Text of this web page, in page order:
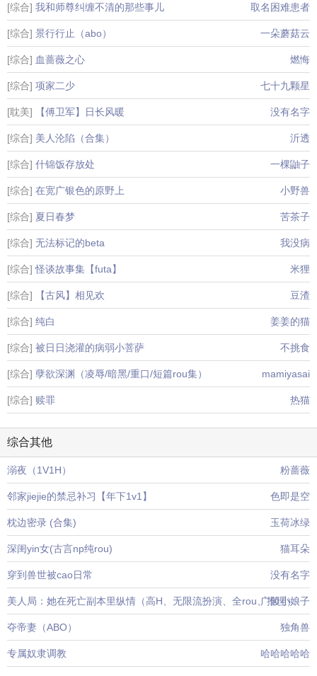
[综合] 我和师尊纠缠不清的那些事儿 取名困难患者
[综合] 景行行止（abo） 一朵蘑菇云
[综合] 血蔷薇之心 燃悔
[综合] 项家二少 七十九颗星
[耽美] 【傅卫军】日长风暖 没有名字
[综合] 美人沦陷（合集） 沂透
[综合] 什锦饭存放处 一棵鼬子
[综合] 在宽广银色的原野上 小野兽
[综合] 夏日春梦 苦茶子
[综合] 无法标记的beta 我没病
[综合] 怪谈故事集【futa】 米狸
[综合] 【古风】相见欢 豆渣
[综合] 纯白 姜姜的猫
[综合] 被日日浇灌的病弱小菩萨 不挑食
[综合] 孽欲深渊（凌辱/暗黑/重口/短篇rou集） mamiyasai
[综合] 赎罪 热猫
综合其他
溺夜（1V1H） 粉蔷薇
邻家jiejie的禁忌补习【年下1v1】 色即是空
枕边密录 (合集) 玉荷冰绿
深闺yin女(古言np纯rou) 猫耳朵
穿到兽世被cao日常 没有名字
美人局：她在死亡副本里纵情（高H、无限流扮演、全rou、推理）
广陵小娘子
夺帝妻（ABO） 独角兽
专属奴隶调教 哈哈哈哈哈